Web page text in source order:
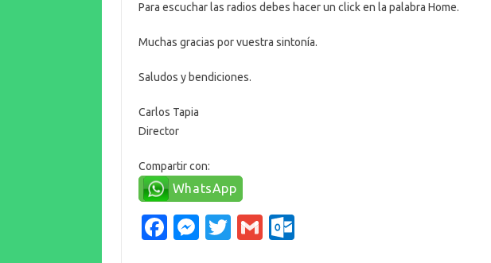
Para escuchar las radios debes hacer un click en la palabra Home.
Muchas gracias por vuestra sintonía.
Saludos y bendiciones.
Carlos Tapia
Director
Compartir con:
WhatsApp
Fa M
T
G